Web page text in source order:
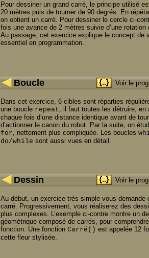
Pour dessiner un grand carré, le principe utilisé
20 mètres puis de tourner de 90 degrés. En
on obtient un carré. Pour dessiner le cercle ci-
fois une avance de 2 mètres suivie d’une rotation
Au passage, cet exercice explique le concept de
essentiel en programmation.
Boucle Voir le
Dans cet exercice, 6 cibles sont réparties
une boucle repeat, il faut toutes les détruire, en
chaque fois d’une distance identique avant de
d’actionner le canon du robot. Par la suite, on
for, nettement plus compliquée. Les boucles
do/while sont aussi vues en détail.
Dessin Voir le
Au début, un exercice très simple vous demande
carré. Progressivement, vous réaliserez des
plus complexes. L’exemple ci-contre montre un
géométrique composé de carrés, pour
fonction. Une fonction Carré() est appelée 12
cette fleur stylisée.